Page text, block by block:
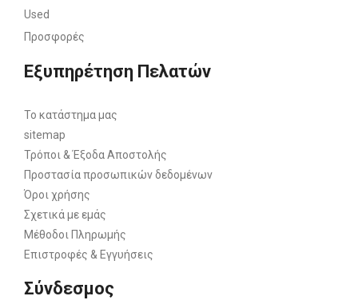
Used
Προσφορές
Εξυπηρέτηση Πελατών
Το κατάστημα μας
sitemap
Τρόποι & Έξοδα Αποστολής
Προστασία προσωπικών δεδομένων
Όροι χρήσης
Σχετικά με εμάς
Μέθοδοι Πληρωμής
Επιστροφές & Εγγυήσεις
Σύνδεσμος